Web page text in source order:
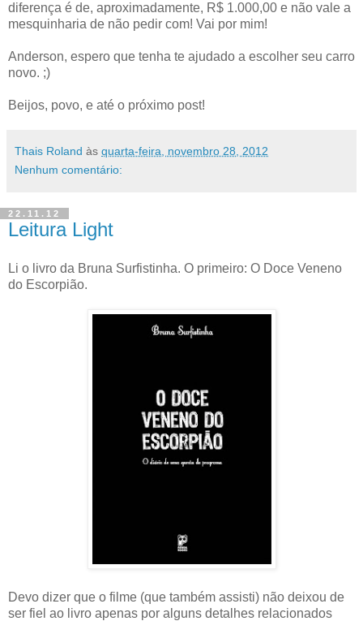
diferença é de, aproximadamente, R$ 1.000,00 e não vale a
mesquinharia de não pedir com! Vai por mim!
Anderson, espero que tenha te ajudado a escolher seu carro
novo. ;)
Beijos, povo, e até o próximo post!
Thais Roland às quarta-feira, novembro 28, 2012
Nenhum comentário:
22.11.12
Leitura Light
Li o livro da Bruna Surfistinha. O primeiro: O Doce Veneno
do Escorpião.
Devo dizer que o filme (que também assisti) não deixou de
ser fiel ao livro apenas por alguns detalhes relacionados